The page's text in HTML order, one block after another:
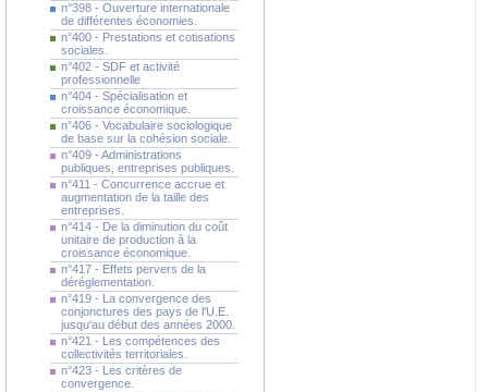
n°398 - Ouverture internationale
de différentes économies.
n°400 - Prestations et cotisations
sociales.
n°402 - SDF et activité
professionnelle
n°404 - Spécialisation et
croissance économique.
n°406 - Vocabulaire sociologique
de base sur la cohésion sociale.
n°409 - Administrations
publiques, entreprises publiques.
n°411 - Concurrence accrue et
augmentation de la taille des
entreprises.
n°414 - De la diminution du coût
unitaire de production à la
croissance économique.
n°417 - Effets pervers de la
déréglementation.
n°419 - La convergence des
conjonctures des pays de l'U.E.
jusqu'au début des années 2000.
n°421 - Les compétences des
collectivités territoriales.
n°423 - Les critères de
convergence.